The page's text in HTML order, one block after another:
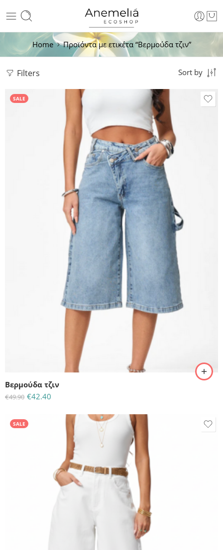
Home Προϊόντα με ετικέτα “Βερμούδα τζιν”
Filters Sort by
SALE
Βερμούδα τζιν
€49.90 €42.40
SALE